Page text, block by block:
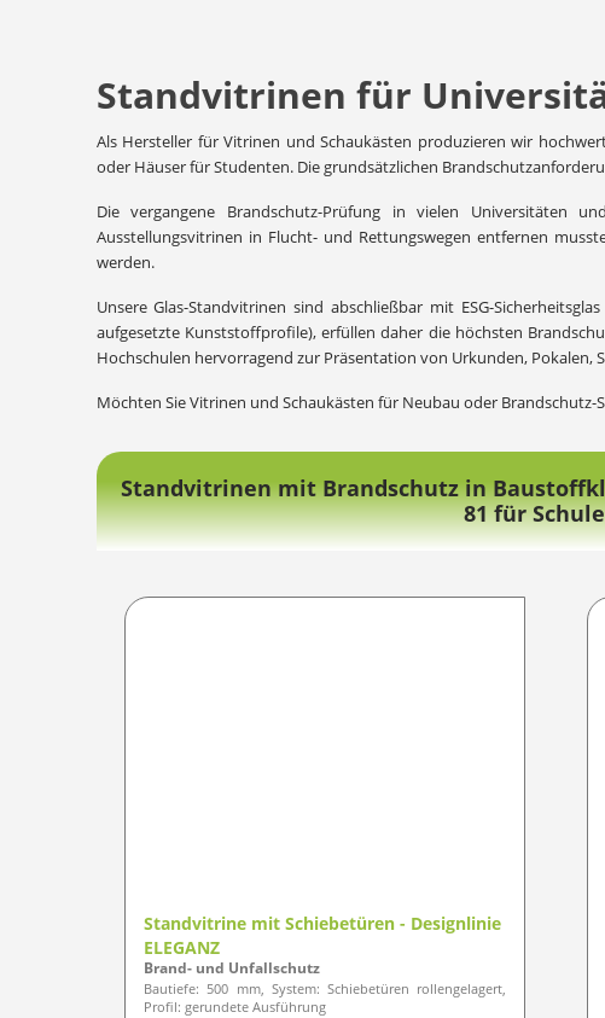
Standvitrinen für
Als Hersteller für Vitrinen und Schaukästen produzieren wir
oder Häuser für Studenten. Die grundsätzlichen
Die vergangene Brandschutz-Prüfung in vielen Universitäten
Ausstellungsvitrinen in Flucht- und Rettungswegen entfernen
werden.
Unsere Glas-Standvitrinen sind abschließbar mit ESG-
aufgesetzte Kunststoffprofile), erfüllen daher die höchsten
Hochschulen hervorragend zur Präsentation von Urkunden, Pokalen,
Möchten Sie Vitrinen und Schaukästen für Neubau oder
Standvitrinen mit Brandschutz in
81 für
Standvitrine mit Schiebetüren - Designlinie
ELEGANZ
Brand- und Unfallschutz
Bautiefe: 500 mm, System: Schiebetüren rollengelagert,
Profil: gerundete Ausführung